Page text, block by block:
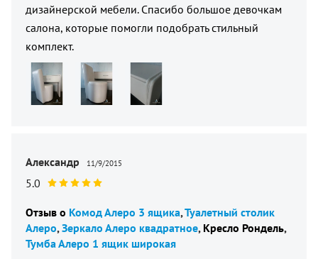
дизайнерской мебели. Спасибо большое девочкам
салона, которые помогли подобрать стильный
комплект.
Александр 11/9/2015
5.0
Отзыв о Комод Алеро 3 ящика Туалетный столик
Алеро Зеркало Алеро квадратное Кресло Рондель
Тумба Алеро 1 ящик широкая